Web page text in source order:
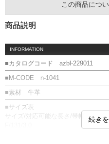
この商品につ
商品説明
INFORMATION
■カタログコード azbl-229011
■M-CODE n-1041
■素材 牛革
■サイズ表
サイズ/対応可能な長さ/帯幅
続き